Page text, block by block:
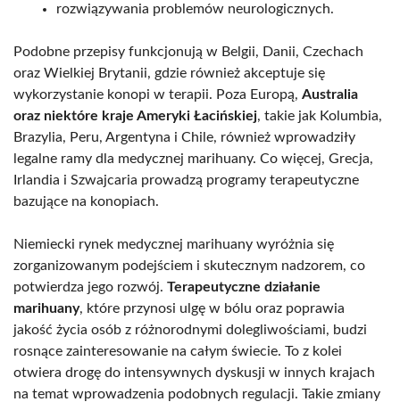
rozwiązywania problemów neurologicznych.
Podobne przepisy funkcjonują w Belgii, Danii, Czechach
oraz Wielkiej Brytanii, gdzie również akceptuje się
wykorzystanie konopi w terapii. Poza Europą, Australia
oraz niektóre kraje Ameryki Łacińskiej, takie jak Kolumbia,
Brazylia, Peru, Argentyna i Chile, również wprowadziły
legalne ramy dla medycznej marihuany. Co więcej, Grecja,
Irlandia i Szwajcaria prowadzą programy terapeutyczne
bazujące na konopiach.
Niemiecki rynek medycznej marihuany wyróżnia się
zorganizowanym podejściem i skutecznym nadzorem, co
potwierdza jego rozwój. Terapeutyczne działanie
marihuany, które przynosi ulgę w bólu oraz poprawia
jakość życia osób z różnorodnymi dolegliwościami, budzi
rosnące zainteresowanie na całym świecie. To z kolei
otwiera drogę do intensywnych dyskusji w innych krajach
na temat wprowadzenia podobnych regulacji. Takie zmiany